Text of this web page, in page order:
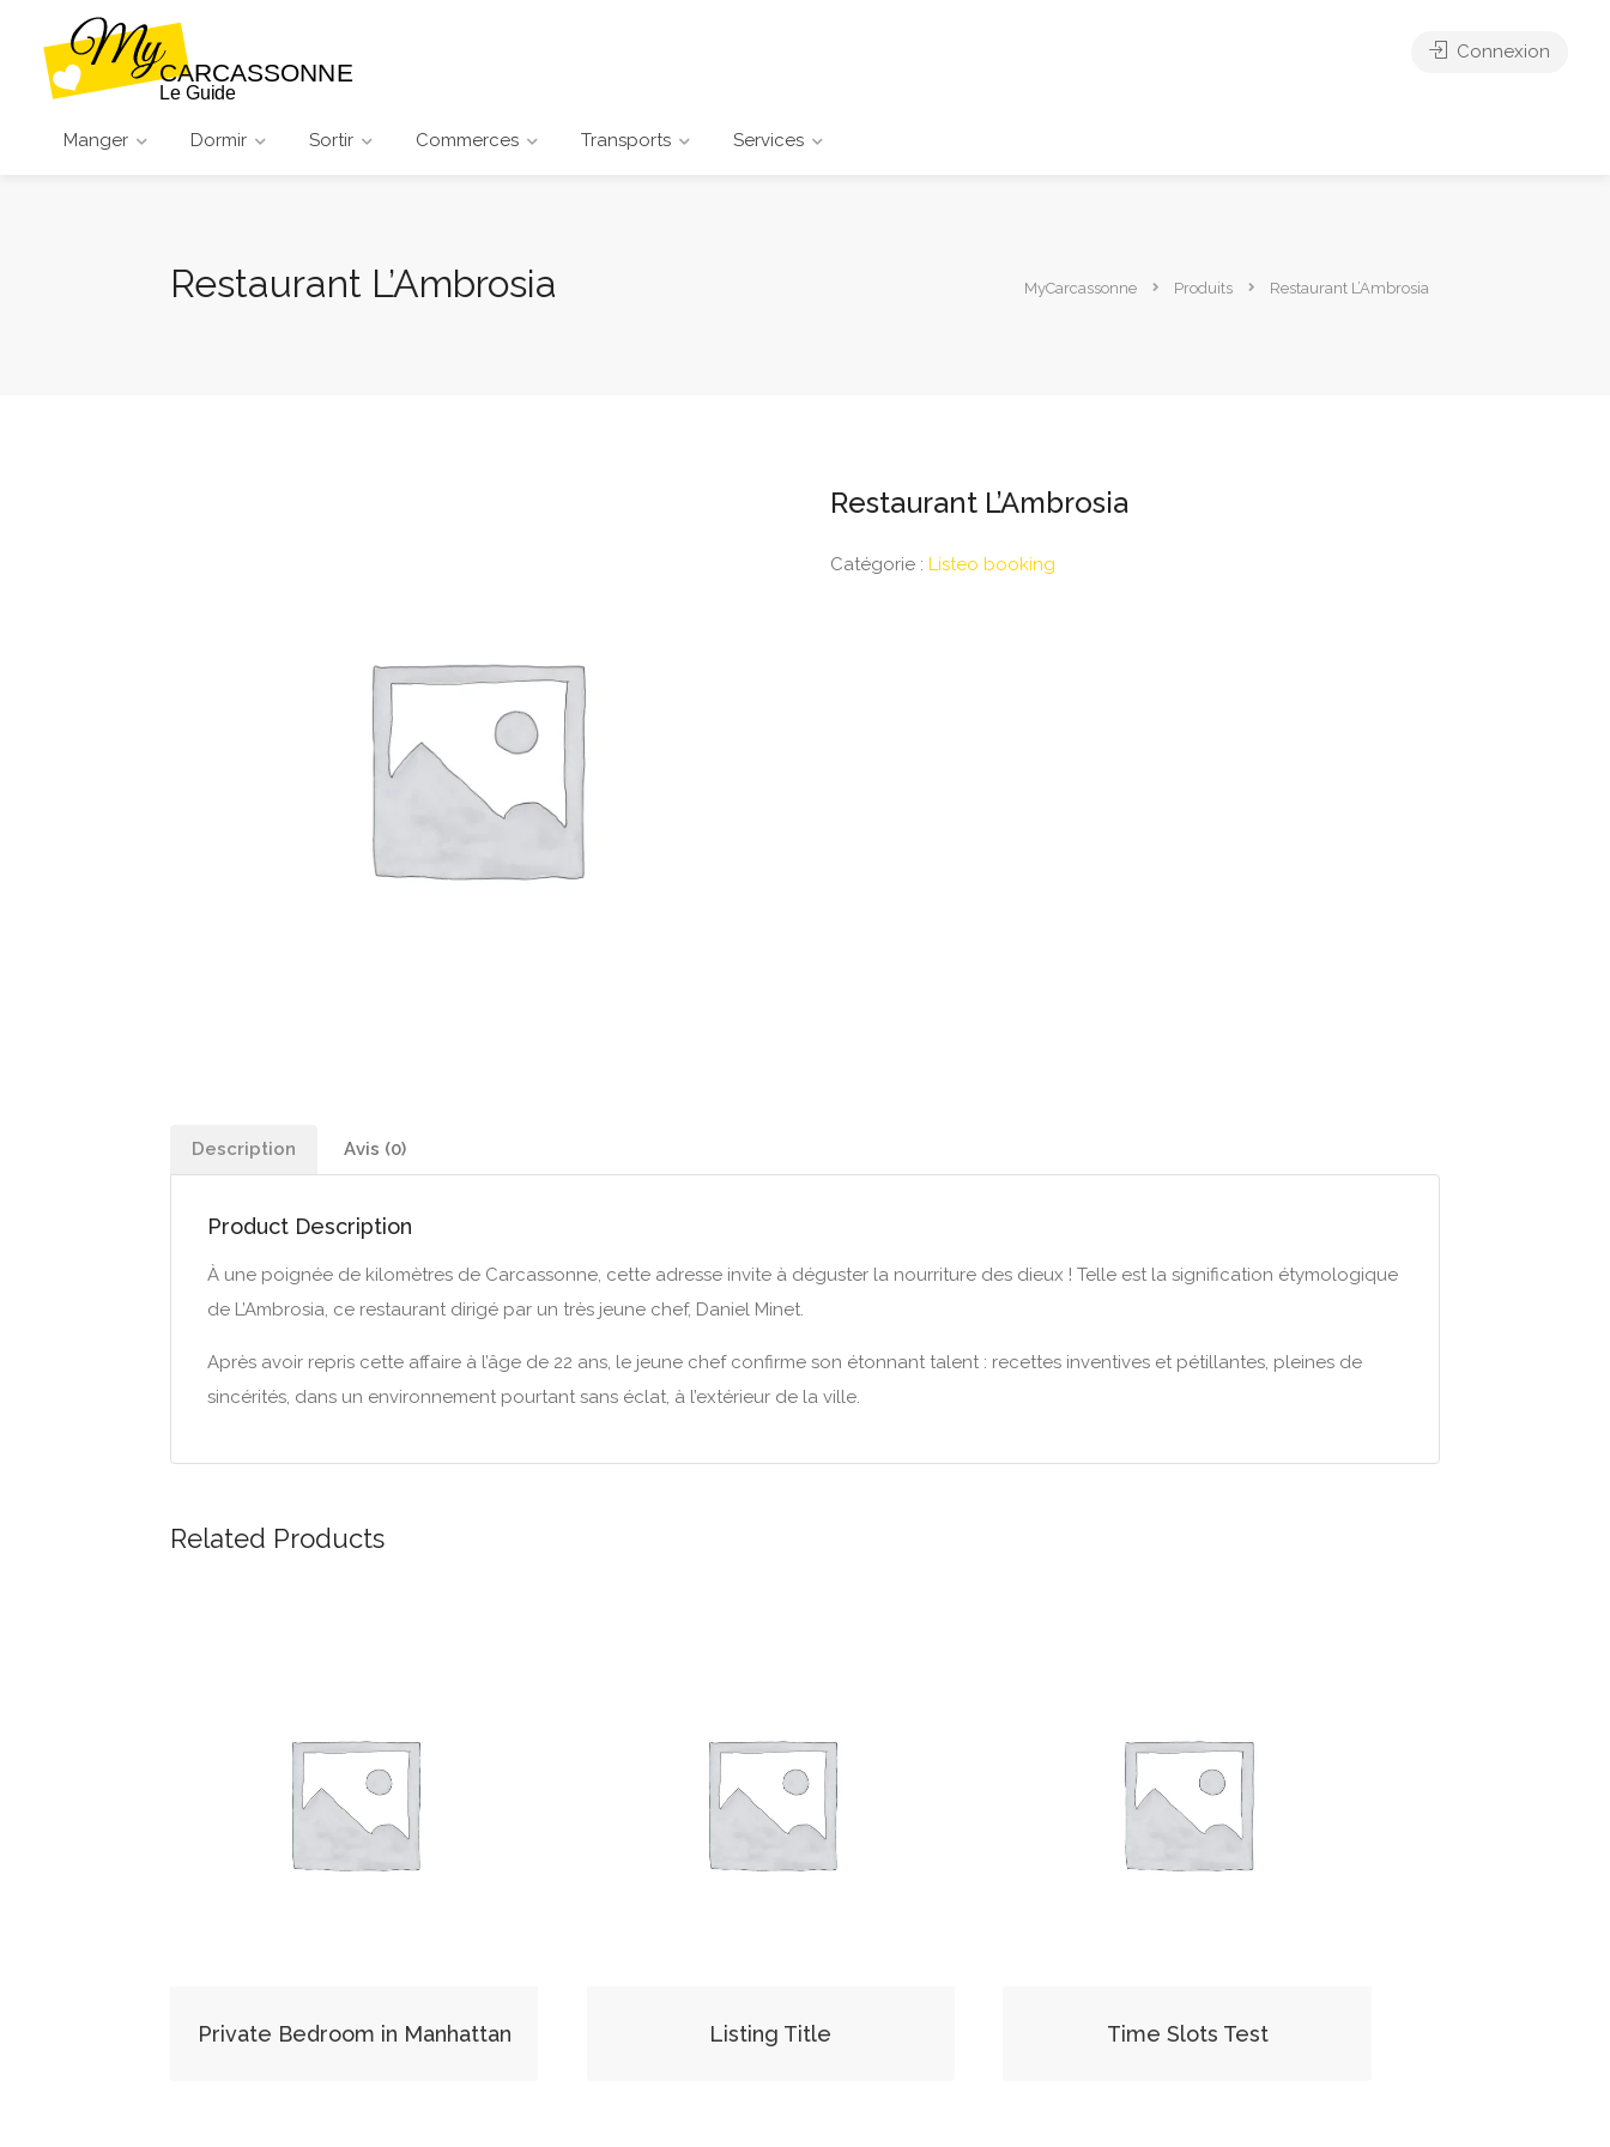
Manger Dormir Sortir Commerces Transports Services
Connexion
Restaurant L’Ambrosia MyCarcassonne Produits Restaurant L’Ambrosia
Restaurant L’Ambrosia
Catégorie :Listeo booking
Description Avis (0)
Product Description
À une poignée de kilomètres de Carcassonne, cette adresse invite à déguster la nourriture des dieux ! Telle est la signification étymologique
de L’Ambrosia, ce restaurant dirigé par un très jeune chef, Daniel Minet.
Après avoir repris cette affaire à l’âge de 22 ans, le jeune chef confirme son étonnant talent : recettes inventives et pétillantes, pleines de
sincérités, dans un environnement pourtant sans éclat, à l’extérieur de la ville.
Related Products
Private Bedroom in Manhattan Listing Title Time Slots Test